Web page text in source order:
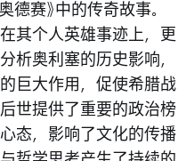
赛》中的传奇故事。
其个人英雄事迹上，更
析奥利塞的历史影响，
巨大作用，促使希腊战
世提供了重要的政治榜
态，影响了文化的传播